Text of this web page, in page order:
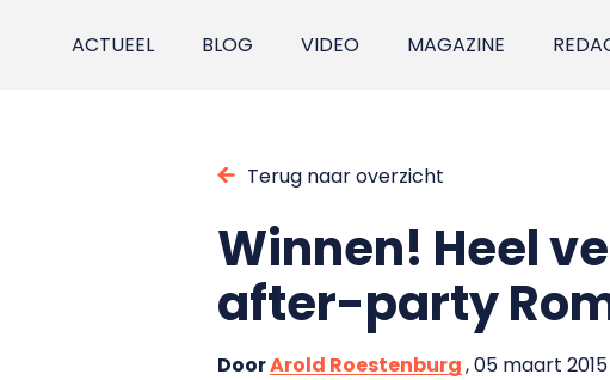
ACTUEEL BLOG VIDEO MAGAZINE
Terug naar overzicht
Winnen! Heel
after-party
DoorArold Roestenburg, 05 maart 2015